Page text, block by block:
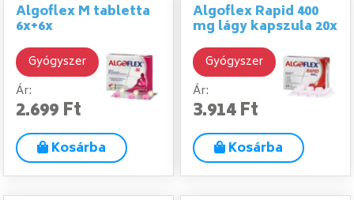
Algoflex M tabletta
6x+6x
Gyógyszer
Ár:
2.699 Ft
Kosárba
Algoflex Rapid 400
mg lágy kapszula 20x
Gyógyszer
Ár:
3.914 Ft
Kosárba